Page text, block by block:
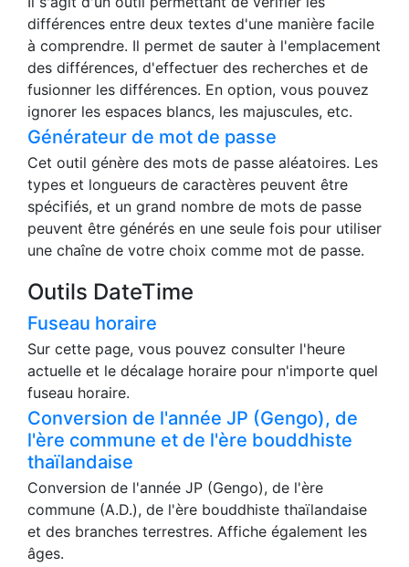
différences entre deux textes d'une manière facile
à comprendre. Il permet de sauter à l'emplacement
des différences, d'effectuer des recherches et de
fusionner les différences. En option, vous pouvez
ignorer les espaces blancs, les majuscules, etc.
Générateur de mot de passe
Cet outil génère des mots de passe aléatoires. Les
types et longueurs de caractères peuvent être
spécifiés, et un grand nombre de mots de passe
peuvent être générés en une seule fois pour utiliser
une chaîne de votre choix comme mot de passe.
Outils DateTime
Fuseau horaire
Sur cette page, vous pouvez consulter l'heure
actuelle et le décalage horaire pour n'importe quel
fuseau horaire.
Conversion de l'année JP (Gengo), de
l'ère commune et de l'ère bouddhiste
thaïlandaise
Conversion de l'année JP (Gengo), de l'ère
commune (A.D.), de l'ère bouddhiste thaïlandaise
et des branches terrestres. Affiche également les
âges.